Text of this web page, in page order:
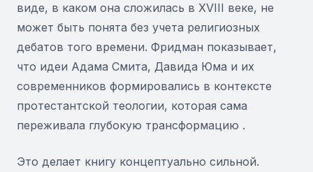
виде, в каком она сложилась в XVIII веке, не
может быть понята без учета религиозных
дебатов того времени. Фридман показывает,
что идеи Адама Смита, Давида Юма и их
современников формировались в контексте
протестантской теологии, которая сама
переживала глубокую трансформацию .
Это делает книгу концептуально сильной.